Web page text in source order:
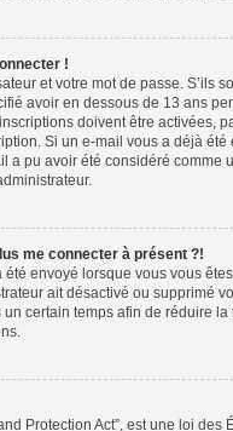
!
et votre mot de passe. S’ils
avoir en dessous de 13 ans
doivent être activées,
Si un e-mail vous a déjà
a pu avoir été considéré
me connecter à présent ?!
envoyé lorsque vous vous
ait désactivé ou supprimé
certain temps afin de réduire
Protection Act”, est une loi